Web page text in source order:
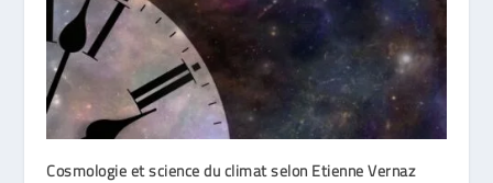
Cosmologie et science du climat selon Etienne Vernaz